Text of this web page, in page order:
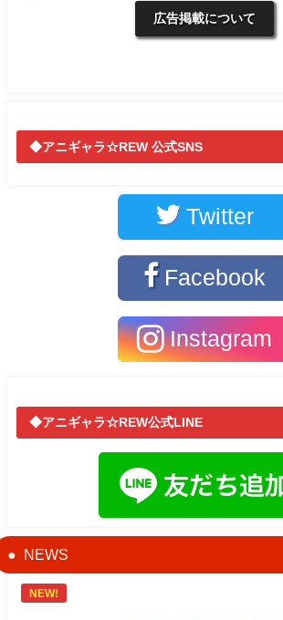
広告掲載について
◆アニギャラ☆REW 公式SNS
Twitter
Facebook
Instagram
◆アニギャラ☆REW公式LINE
NEWS
NEW!